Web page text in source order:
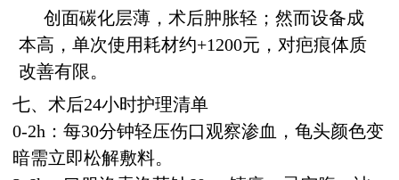
创面碳化层薄，术后肿胀轻；然而设备成
本高，单次使用耗材约+1200元，对疤痕体质
改善有限。
七、术后24小时护理清单
0-2h：每30分钟轻压伤口观察渗血，龟头颜色变
暗需立即松解敷料。